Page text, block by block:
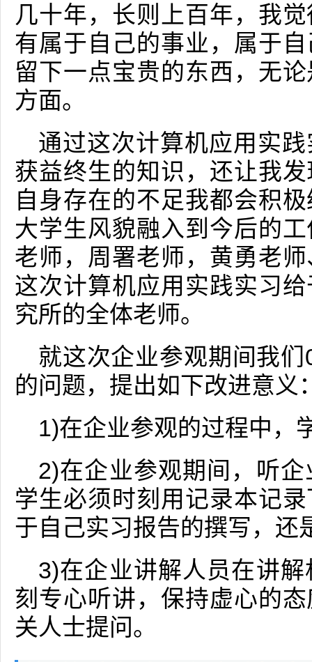
几十年，长则上百年，我
有属于自己的事业，属于
留下一点宝贵的东西，无
方面。
通过这次计算机应用实
获益终生的知识，还让我
自身存在的不足我都会积
大学生风貌融入到今后的
老师，周署老师，黄勇老
这次计算机应用实践实习
究所的全体老师。
就这次企业参观期间我
的问题，提出如下改进意义
1)在企业参观的过程中，
2)在企业参观期间，听
学生必须时刻用记录本记
于自己实习报告的撰写，还
3)在企业讲解人员在讲
刻专心听讲，保持虚心的
关人士提问。